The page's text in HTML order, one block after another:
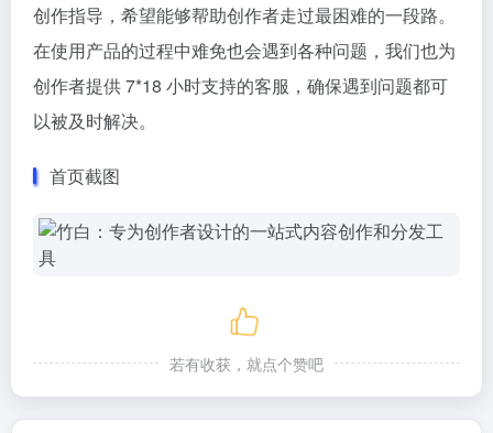
创作指导，希望能够帮助创作者走过最困难的一段路。
在使用产品的过程中难免也会遇到各种问题，我们也为
创作者提供 7*18 小时支持的客服，确保遇到问题都可
以被及时解决。
首页截图
若有收获，就点个赞吧